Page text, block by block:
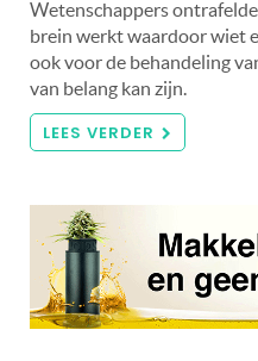
Wetenschappers
brein werkt waardoor wiet
ook voor de behandeling
van belang kan zijn.
LEES VERDER